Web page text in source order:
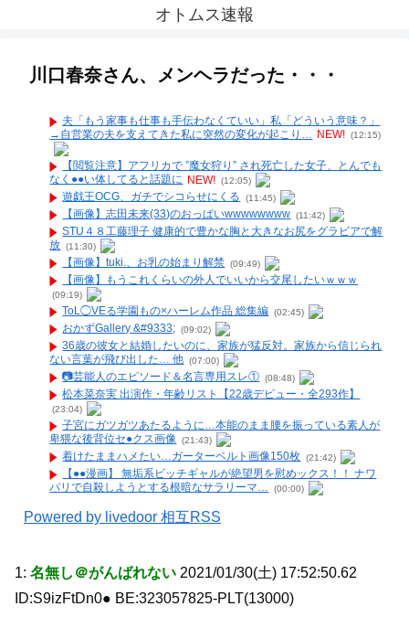
オトムス速報
川口春奈さん、メンヘラだった・・・
夫「もう家事も仕事も手伝わなくていい」私「どういう意味？」
→自営業の夫を支えてきた私に突然の変化が起こり… NEW! (12:15)
【閲覧注意】アフリカで ”魔女狩り” され死亡した女子、とんでも
なく●●い体してると話題に NEW! (12:05)
遊戯王OCG、ガチでシコらせにくる (11:45)
【画像】志田未来(33)のおっぱいwwwwwwww (11:42)
STU４８工藤理子 健康的で豊かな胸と大きなお尻をグラビアで解
放 (11:30)
【画像】tuki.、お乳の始まり解禁 (09:49)
【画像】もうこれくらいの外人でいいから交尾したいｗｗｗ
(09:19)
ToL◯VEる学園もの×ハーレム作品 総集編 (02:45)
おかずGallery &#9333; (09:02)
36歳の彼女と結婚したいのに、家族が猛反対。家族から信じられ
ない言葉が飛び出した… 他 (07:00)
📷️芸能人のエピソード＆名言専用スレ① (08:48)
松本菜奈実 出演作・年齢リスト【22歳デビュー・全293作】
(23:04)
子宮にガツガツあたるように…本能のまま腰を振っている素人が
卑猥な後背位セ●クス画像 (21:43)
着けたままハメたい…ガーターベルト画像150枚 (21:42)
【●●漫画】 無垢系ビッチギャルが絶望男を慰めックス！！ ナワ
バリで自殺しようとする根暗なサラリーマ…
(00:00)
Powered by livedoor 相互RSS
1: 名無し＠がんばれない 2021/01/30(土) 17:52:50.62
ID:S9izFtDn0● BE:323057825-PLT(13000)